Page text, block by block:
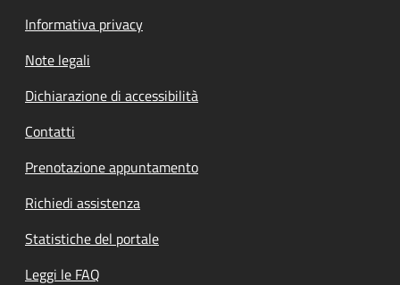
Informativa privacy
Note legali
Dichiarazione di accessibilità
Contatti
Prenotazione appuntamento
Richiedi assistenza
Statistiche del portale
Leggi le FAQ